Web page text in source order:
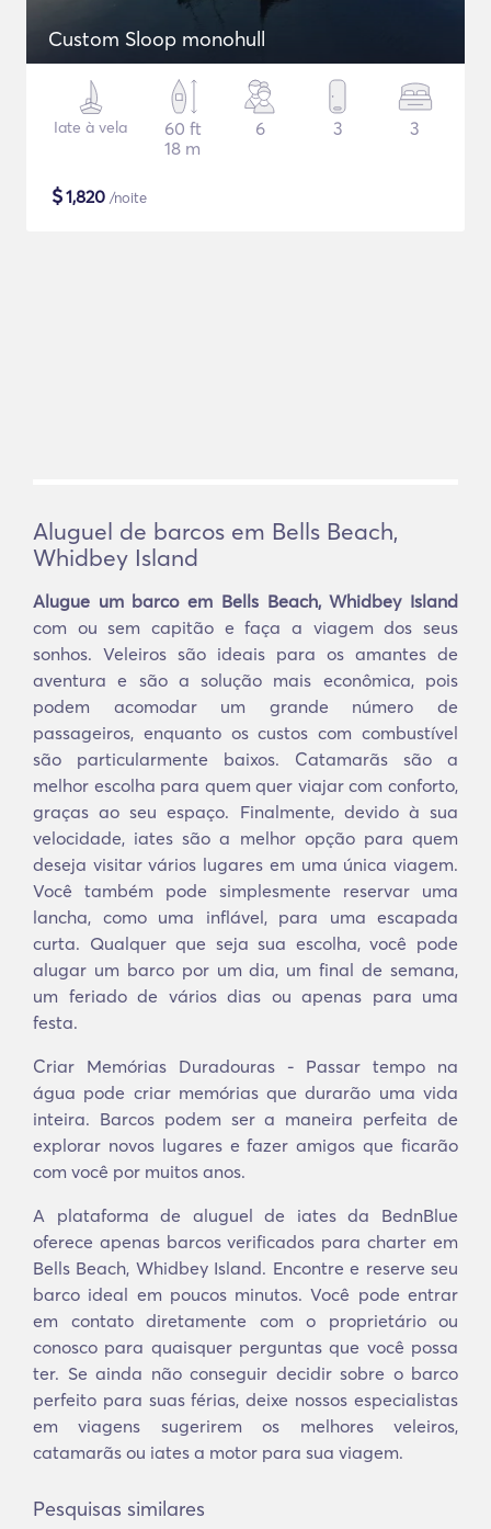
Custom Sloop monohull
Iate à vela
60 ft
18 m
6 3 3
$1,820 /noite
Aluguel de barcos em Bells Beach,
Whidbey Island
Alugue um barco em Bells Beach, Whidbey Island
com ou sem capitão e faça a viagem dos seus
sonhos. Veleiros são ideais para os amantes de
aventura e são a solução mais econômica, pois
podem acomodar um grande número de
passageiros, enquanto os custos com combustível
são particularmente baixos. Catamarãs são a
melhor escolha para quem quer viajar com conforto,
graças ao seu espaço. Finalmente, devido à sua
velocidade, iates são a melhor opção para quem
deseja visitar vários lugares em uma única viagem.
Você também pode simplesmente reservar uma
lancha, como uma inflável, para uma escapada
curta. Qualquer que seja sua escolha, você pode
alugar um barco por um dia, um final de semana,
um feriado de vários dias ou apenas para uma
festa.
Criar Memórias Duradouras - Passar tempo na
água pode criar memórias que durarão uma vida
inteira. Barcos podem ser a maneira perfeita de
explorar novos lugares e fazer amigos que ficarão
com você por muitos anos.
A plataforma de aluguel de iates da BednBlue
oferece apenas barcos verificados para charter em
Bells Beach, Whidbey Island. Encontre e reserve seu
barco ideal em poucos minutos. Você pode entrar
em contato diretamente com o proprietário ou
conosco para quaisquer perguntas que você possa
ter. Se ainda não conseguir decidir sobre o barco
perfeito para suas férias, deixe nossos especialistas
em viagens sugerirem os melhores veleiros,
catamarãs ou iates a motor para sua viagem.
Pesquisas similares